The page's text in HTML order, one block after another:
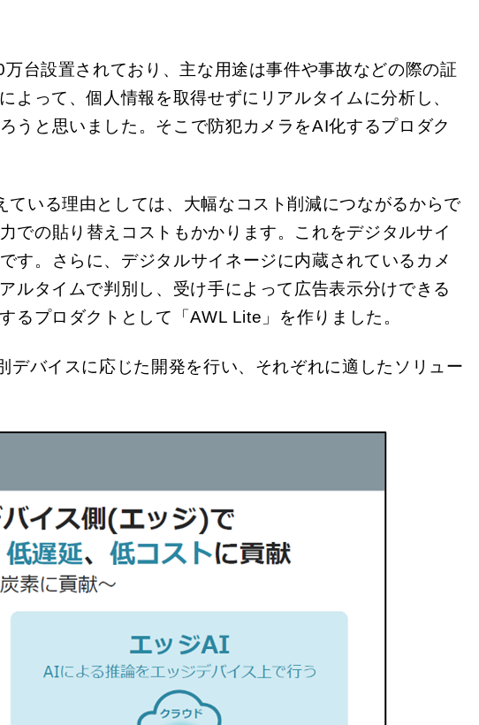
台設置されており、主な用途は事件や事故などの際の証
って、個人情報を取得せずにリアルタイムに分析し、
うと思いました。そこで防犯カメラをAI化するプロダク
いる理由としては、大幅なコスト削減につながるからで
での貼り替えコストもかかります。これをデジタルサイ
す。さらに、デジタルサイネージに内蔵されているカメ
ルタイムで判別し、受け手によって広告表示分けできる
プロダクトとして「AWL Lite」を作りました。
バイスに応じた開発を行い、それぞれに適したソリュー